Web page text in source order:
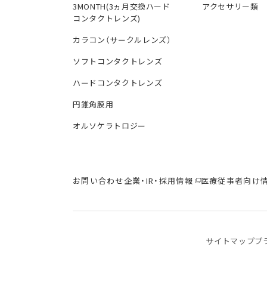
3MONTH(3ヵ月交換ハード
コンタクトレンズ)
カラコン（サークルレンズ）
ソフトコンタクトレンズ
ハードコンタクトレンズ
円錐角膜用
オルソケラトロジー
アクセサリー類
お問い合わせ企業・IR・採用情報 医療従事者向け
サイトマッププ